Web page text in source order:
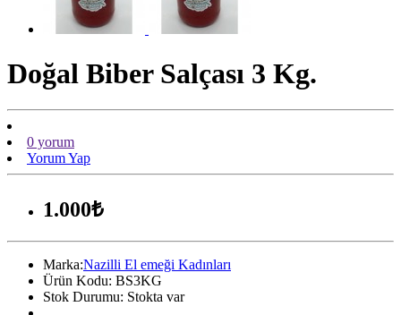
Doğal Biber Salçası 3 Kg.
0 yorum
Yorum Yap
1.000₺
Marka:Nazilli El emeği Kadınları
Ürün Kodu: BS3KG
Stok Durumu: Stokta var